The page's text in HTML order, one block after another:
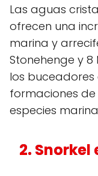
Las aguas
ofrecen una
marina y
Stonehenge y 8
los buceadores
formaciones
especies
2. Snorkel